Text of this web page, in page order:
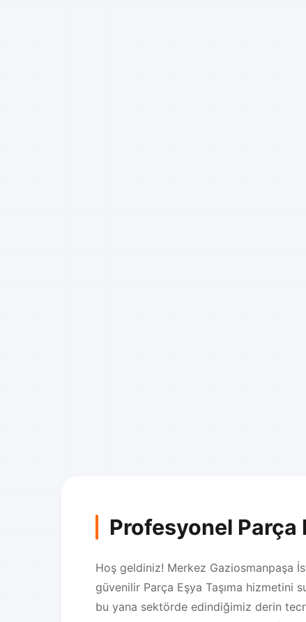
Profesyonel Parça
Hoş geldiniz! Merkez Gaziosmanpaşa
güvenilir Parça Eşya Taşıma hizmetini
bu yana sektörde edindiğimiz derin